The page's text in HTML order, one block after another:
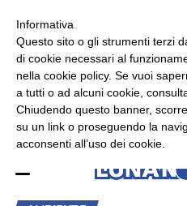
ASCOLTA RADIO LUNA
×
Informativa
Questo sito o gli strumenti terzi
di cookie necessari al
nella cookie policy. Se vuoi
a tutti o ad alcuni cookie,
Chiudendo questo banner,
su un link o proseguendo la
acconsenti all’uso dei cookie.